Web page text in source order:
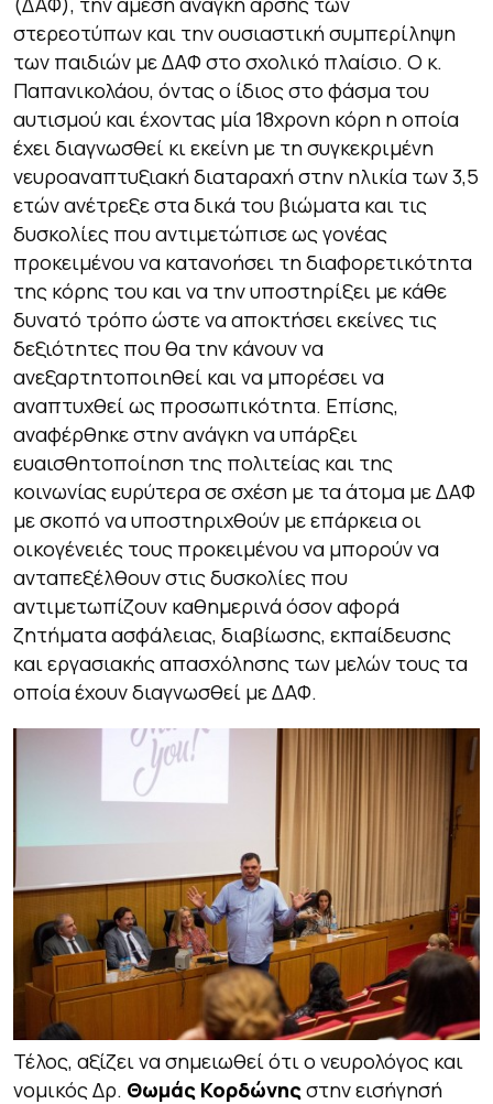
στερεοτύπων και την ουσιαστική συμπερίληψη
των παιδιών με ΔΑΦ στο σχολικό πλαίσιο. Ο κ.
Παπανικολάου, όντας ο ίδιος στο φάσμα του
αυτισμού και έχοντας μία 18χρονη κόρη η οποία
έχει διαγνωσθεί κι εκείνη με τη συγκεκριμένη
νευροαναπτυξιακή διαταραχή στην ηλικία των 3,5
ετών ανέτρεξε στα δικά του βιώματα και τις
δυσκολίες που αντιμετώπισε ως γονέας
προκειμένου να κατανοήσει τη διαφορετικότητα
της κόρης του και να την υποστηρίξει με κάθε
δυνατό τρόπο ώστε να αποκτήσει εκείνες τις
δεξιότητες που θα την κάνουν να
ανεξαρτητοποιηθεί και να μπορέσει να
αναπτυχθεί ως προσωπικότητα. Επίσης,
αναφέρθηκε στην ανάγκη να υπάρξει
ευαισθητοποίηση της πολιτείας και της
κοινωνίας ευρύτερα σε σχέση με τα άτομα με ΔΑΦ
με σκοπό να υποστηριχθούν με επάρκεια οι
οικογένειές τους προκειμένου να μπορούν να
ανταπεξέλθουν στις δυσκολίες που
αντιμετωπίζουν καθημερινά όσον αφορά
ζητήματα ασφάλειας, διαβίωσης, εκπαίδευσης
και εργασιακής απασχόλησης των μελών τους τα
οποία έχουν διαγνωσθεί με ΔΑΦ.
Τέλος, αξίζει να σημειωθεί ότι ο νευρολόγος και
νομικός Δρ. Θωμάς Κορδώνης στην εισήγησή